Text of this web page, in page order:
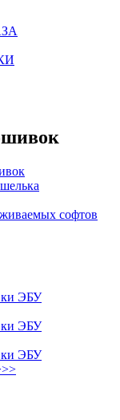
софтов
ЭБУ
ЭБУ
ЭБУ